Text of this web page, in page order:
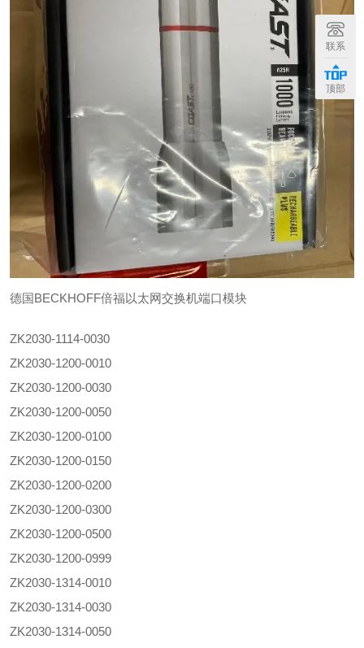
德国BECKHOFF倍福以太网交换机端口模块
ZK2030-1114-0030
ZK2030-1200-0010
ZK2030-1200-0030
ZK2030-1200-0050
ZK2030-1200-0100
ZK2030-1200-0150
ZK2030-1200-0200
ZK2030-1200-0300
ZK2030-1200-0500
ZK2030-1200-0999
ZK2030-1314-0010
ZK2030-1314-0030
ZK2030-1314-0050
联系
顶部